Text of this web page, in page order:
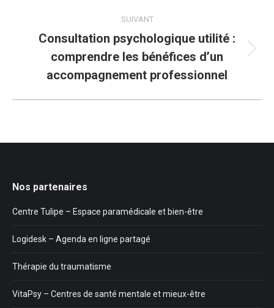
SUIVANT
Article
suivant
Consultation psychologique utilité :
comprendre les bénéfices d’un
accompagnement professionnel
Nos partenaires
Centre Tulipe – Espace paramédicale et bien-être
Logidesk – Agenda en ligne partagé
Thérapie du traumatisme
VitaPsy – Centres de santé mentale et mieux-être